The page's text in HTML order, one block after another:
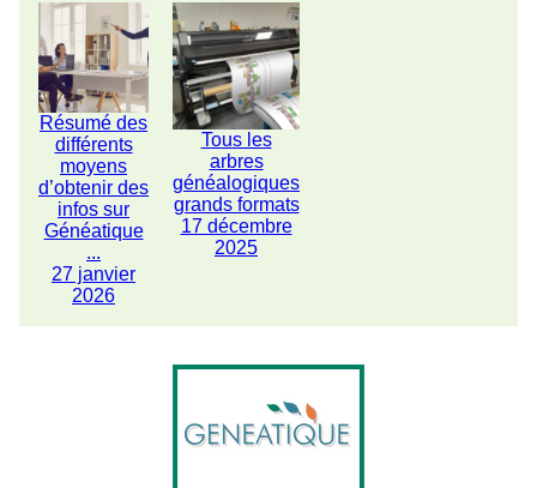
Résumé des
différents
moyens
d’obtenir des
infos sur
Généatique
...
27 janvier
2026
Tous les
arbres
généalogiques
grands formats
17 décembre
2025